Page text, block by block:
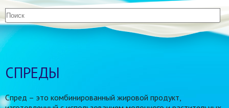
СПРЕДЫ
Спред – это комбинированный жировой продукт,